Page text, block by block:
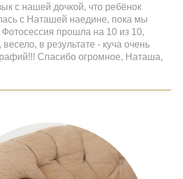
с нашей дочкой, что ребёнок
с Наташей наедине, пока мы
прошла на 10 из 10,
в результате - куча очень
Спасибо огромное, Наташа,